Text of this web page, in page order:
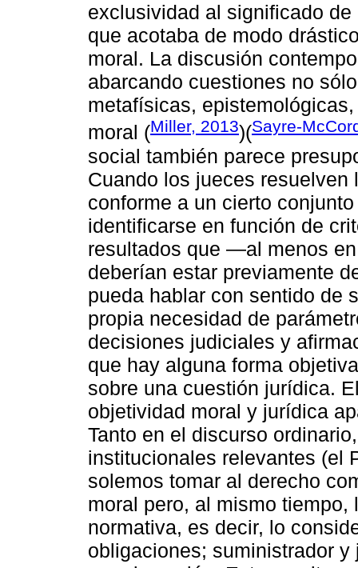
exclusividad al significado
que acotaba de modo
moral. La discusión
abarcando cuestiones no
metafísicas,
moral (Miller, 2013)(Sayre-
social también parece
Cuando los jueces
conforme a un cierto
identificarse en función de
resultados que ―al menos
deberían estar previamente
pueda hablar con sentido de
propia necesidad de
decisiones judiciales y
que hay alguna forma
sobre una cuestión jurídica.
objetividad moral y jurídica
Tanto en el discurso
institucionales relevantes (el
solemos tomar al derecho
moral pero, al mismo
normativa, es decir, lo
obligaciones; suministrador